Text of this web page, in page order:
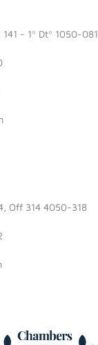
- 1º Dtº 1050-081
Off 314 4050-318